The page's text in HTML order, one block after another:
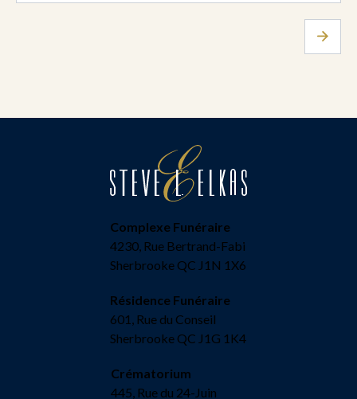
Complexe Funéraire
4230, Rue Bertrand-Fabi
Sherbrooke QC J1N 1X6
Résidence Funéraire
601, Rue du Conseil
Sherbrooke QC J1G 1K4
Crématorium
445, Rue du 24-Juin